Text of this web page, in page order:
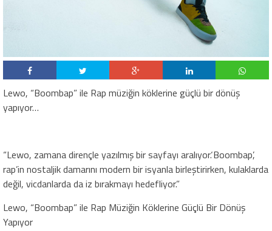
Lewo, “Boombap” ile Rap müziğin köklerine güçlü bir dönüş
yapıyor…
“Lewo, zamana dirençle yazılmış bir sayfayı aralıyor.‘Boombap’,
rap’in nostaljik damarını modern bir isyanla birleştirirken, kulaklarda
değil, vicdanlarda da iz bırakmayı hedefliyor.”
Lewo, “Boombap” ile Rap Müziğin Köklerine Güçlü Bir Dönüş
Yapıyor